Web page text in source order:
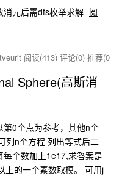
元后需dfs枚举求解 阅
阅读(413) 评论(0) 推荐(0)
Sphere(高斯消
0个点为参考，其他n个
列n个方程 列出等式后二
个数加上1e17,求答案是
上的一个素数取模。 可用j